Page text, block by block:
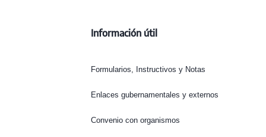
Información útil
Formularios, Instructivos y Notas
Enlaces gubernamentales y externos
Convenio con organismos